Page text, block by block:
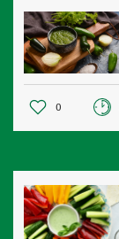
0